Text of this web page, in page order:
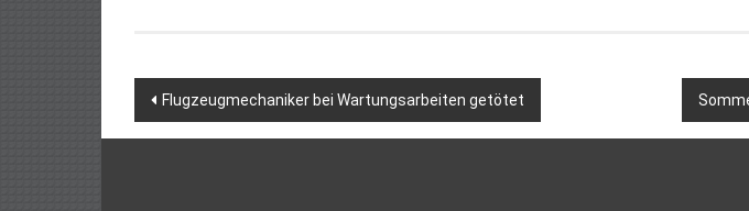
Beitragsnavigation
Flugzeugmechaniker bei Wartungsarbeiten getötet